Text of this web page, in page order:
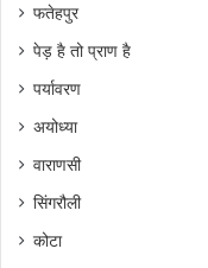
फतेहपुर
पेड़ है तो प्राण है
पर्यावरण
अयोध्या
वाराणसी
सिंगरौली
कोटा